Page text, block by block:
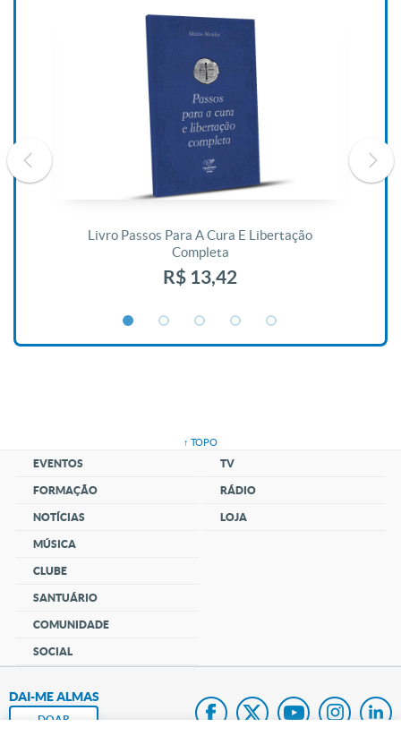
Livro Passos Para A Cura E Libertação
Completa
R$ 13,42
↑ TOPO
EVENTOS
FORMAÇÃO
NOTÍCIAS
MÚSICA
CLUBE
SANTUÁRIO
COMUNIDADE
SOCIAL
TV
RÁDIO
LOJA
DAI-ME ALMAS
DOAR